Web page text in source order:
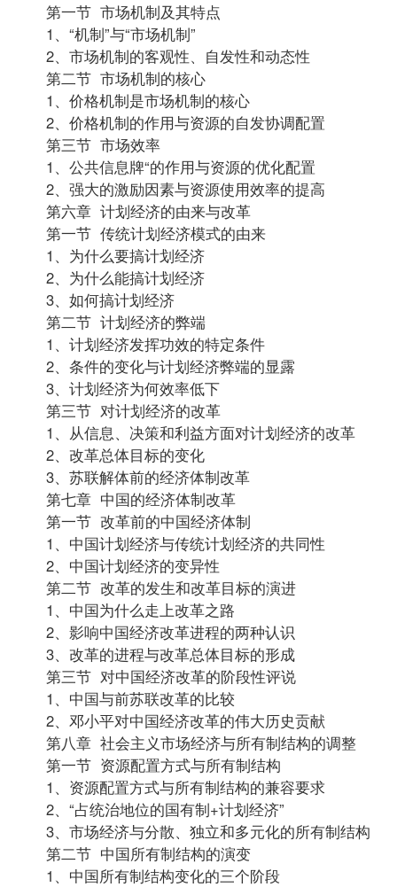
第一节 市场机制及其特点
1、“机制”与“市场机制”
2、市场机制的客观性、自发性和动态性
第二节 市场机制的核心
1、价格机制是市场机制的核心
2、价格机制的作用与资源的自发协调配置
第三节 市场效率
1、公共信息牌“的作用与资源的优化配置
2、强大的激励因素与资源使用效率的提高
第六章 计划经济的由来与改革
第一节 传统计划经济模式的由来
1、为什么要搞计划经济
2、为什么能搞计划经济
3、如何搞计划经济
第二节 计划经济的弊端
1、计划经济发挥功效的特定条件
2、条件的变化与计划经济弊端的显露
3、计划经济为何效率低下
第三节 对计划经济的改革
1、从信息、决策和利益方面对计划经济的改革
2、改革总体目标的变化
3、苏联解体前的经济体制改革
第七章 中国的经济体制改革
第一节 改革前的中国经济体制
1、中国计划经济与传统计划经济的共同性
2、中国计划经济的变异性
第二节 改革的发生和改革目标的演进
1、中国为什么走上改革之路
2、影响中国经济改革进程的两种认识
3、改革的进程与改革总体目标的形成
第三节 对中国经济改革的阶段性评说
1、中国与前苏联改革的比较
2、邓小平对中国经济改革的伟大历史贡献
第八章 社会主义市场经济与所有制结构的调整
第一节 资源配置方式与所有制结构
1、资源配置方式与所有制结构的兼容要求
2、“占统治地位的国有制+计划经济”
3、市场经济与分散、独立和多元化的所有制结构
第二节 中国所有制结构的演变
1、中国所有制结构变化的三个阶段